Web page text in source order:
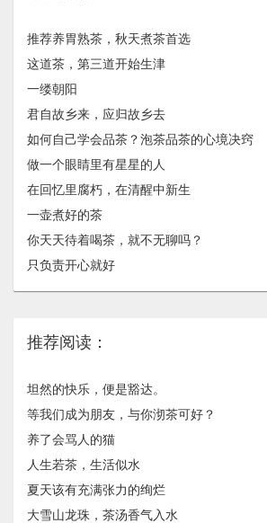
推荐养胃熟茶，秋天煮茶首选
这道茶，第三道开始生津
一缕朝阳
君自故乡来，应归故乡去
如何自己学会品茶？泡茶品茶的心境决窍
做一个眼睛里有星星的人
在回忆里腐朽，在清醒中新生
一壶煮好的茶
你天天待着喝茶，就不无聊吗？
只负责开心就好
推荐阅读：
坦然的快乐，便是豁达。
等我们成为朋友，与你沏茶可好？
养了会骂人的猫
人生若茶，生活似水
夏天该有充满张力的绚烂
大雪山龙珠，茶汤香气入水